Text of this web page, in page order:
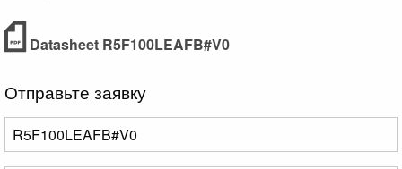
Datasheet R5F100LEAFB#V0
Отправьте заявку